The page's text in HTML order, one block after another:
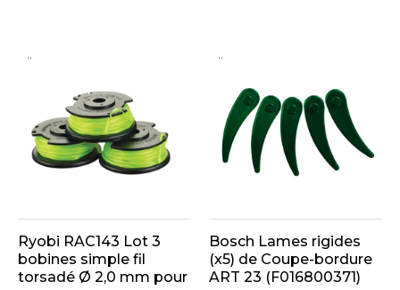
..
Ryobi RAC143 Lot 3
bobines simple fil
torsadé Ø 2,0 mm pour
..
Bosch Lames rigides
(x5) de Coupe-bordure
ART 23 (F016800371)